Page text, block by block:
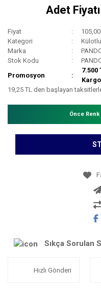
Adet
Fiyat
Kategori
Marka
Stok Kodu
Promosyon
Kargo
19,25 TL den başlayan
Önce
Sıkça Sorulan
Hızlı Gönderi